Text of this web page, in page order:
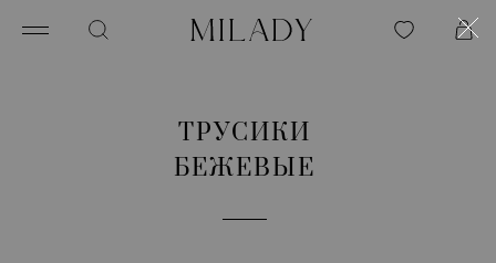
ТРУСИКИ
БЕЖЕВЫЕ